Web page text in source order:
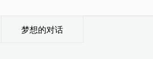
梦想的对话